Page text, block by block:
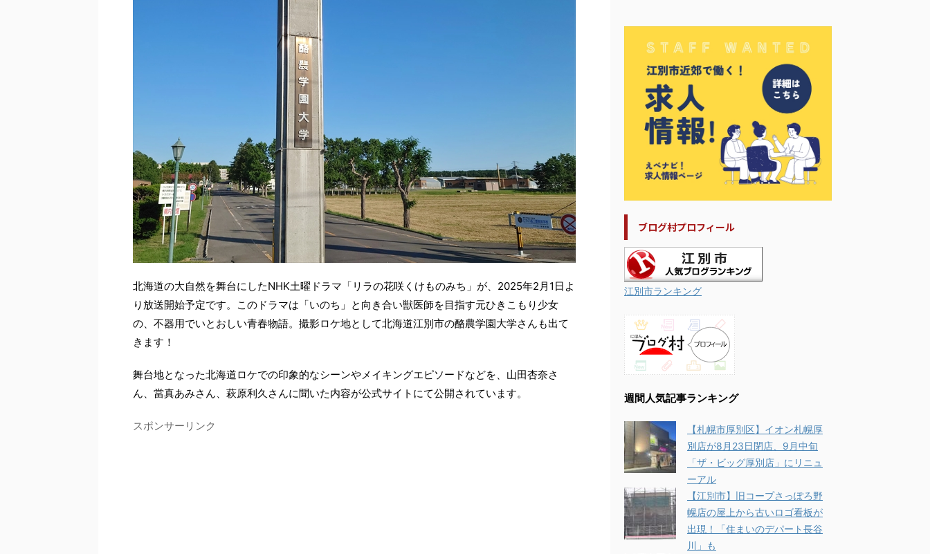
北海道の大自然を舞台にしたNHK土曜ドラマ「リラの花咲くけものみち」が、2025年2月1日よ
り放送開始予定です。このドラマは「いのち」と向き合い獣医師を目指す元ひきこもり少女
の、不器用でいとおしい青春物語。撮影ロケ地として北海道江別市の酪農学園大学さんも出て
きます！
舞台地となった北海道ロケでの印象的なシーンやメイキングエピソードなどを、山田杏奈さ
ん、當真あみさん、萩原利久さんに聞いた内容が公式サイトにて公開されています。
スポンサーリンク
ブログ村プロフィール
江別市ランキング
週間人気記事ランキング
【札幌市厚別区】イオン札幌厚
別店が8月23日閉店、9月中旬
「ザ・ビッグ厚別店」にリニュ
ーアル
【江別市】旧コープさっぽろ野
幌店の屋上から古いロゴ看板が
出現！「住まいのデパート長谷
川」も